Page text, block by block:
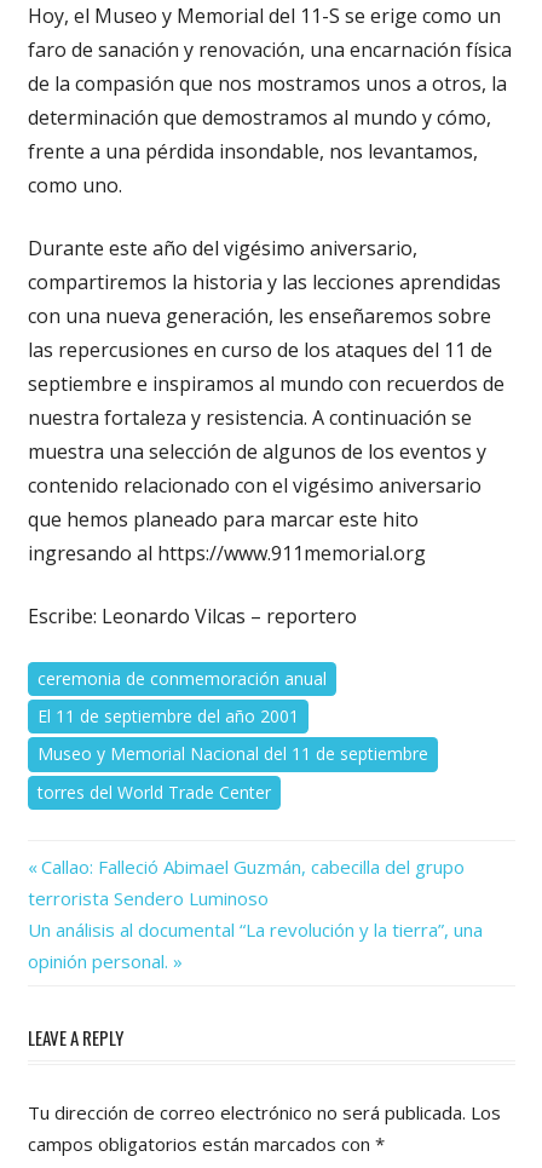
Hoy, el Museo y Memorial del 11-S se erige como un
faro de sanación y renovación, una encarnación física
de la compasión que nos mostramos unos a otros, la
determinación que demostramos al mundo y cómo,
frente a una pérdida insondable, nos levantamos,
como uno.
Durante este año del vigésimo aniversario,
compartiremos la historia y las lecciones aprendidas
con una nueva generación, les enseñaremos sobre
las repercusiones en curso de los ataques del 11 de
septiembre e inspiramos al mundo con recuerdos de
nuestra fortaleza y resistencia. A continuación se
muestra una selección de algunos de los eventos y
contenido relacionado con el vigésimo aniversario
que hemos planeado para marcar este hito
ingresando al https://www.911memorial.org
Escribe: Leonardo Vilcas – reportero
ceremonia de conmemoración anual
El 11 de septiembre del año 2001
Museo y Memorial Nacional del 11 de septiembre
torres del World Trade Center
Navegación
de
entradas
Previous
Post:
Callao: Falleció Abimael Guzmán, cabecilla del grupo
terrorista Sendero Luminoso
Next
Post:
Un análisis al documental “La revolución y la tierra”, una
opinión personal.
LEAVE A REPLY
Tu dirección de correo electrónico no será publicada. Los
campos obligatorios están marcados con *